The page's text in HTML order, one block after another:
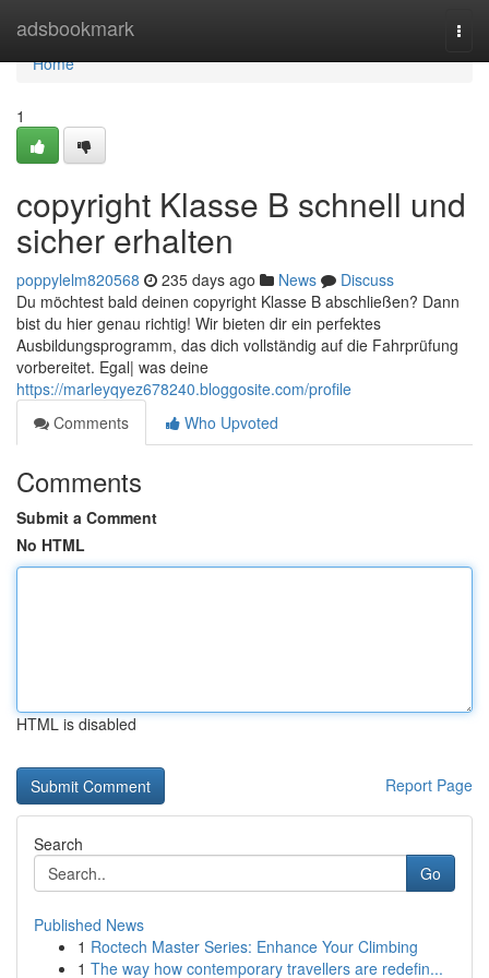
adsbookmark
Home
Home
1
copyright Klasse B schnell und
sicher erhalten
poppylelm820568 235 days ago News
Discuss
Du möchtest bald deinen copyright Klasse B abschließen? Dann
bist du hier genau richtig! Wir bieten dir ein perfektes
Ausbildungsprogramm, das dich vollständig auf die Fahrprüfung
vorbereitet. Egal| was deine
https://marleyqyez678240.bloggosite.com/profile
Comments
Who Upvoted
Comments
Submit a Comment
No HTML
HTML is disabled
Report Page
Search
Go
Published News
1 Roctech Master Series: Enhance Your Climbing
1 The way how contemporary travellers are redefin...